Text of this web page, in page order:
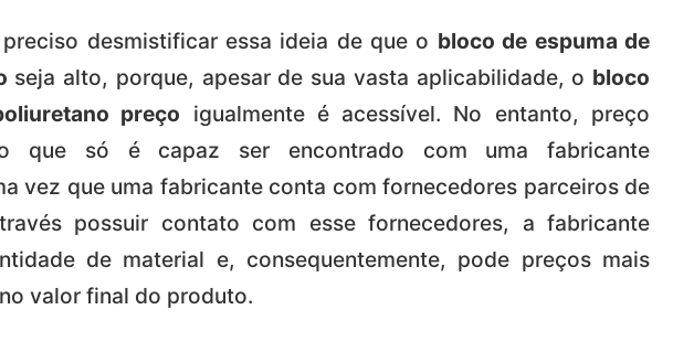
desmistificar essa ideia de que o bloco de espuma de
seja alto, porque, apesar de sua vasta aplicabilidade, o bloco
preço igualmente é acessível. No entanto, preço
que só é capaz ser encontrado com uma fabricante
vez que uma fabricante conta com fornecedores parceiros de
possuir contato com esse fornecedores, a fabricante
de material e, consequentemente, pode preços mais
valor final do produto.